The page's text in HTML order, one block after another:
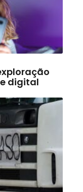
digital